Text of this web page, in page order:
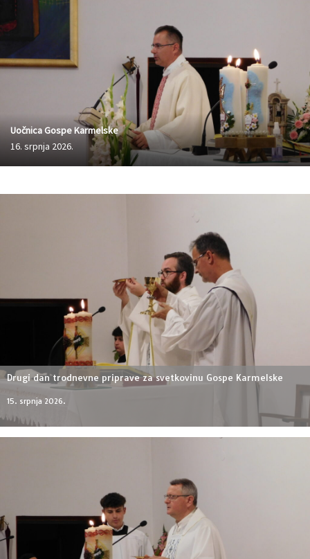
Uočnica Gospe Karmelske
16. srpnja 2026.
Drugi dan trodnevne priprave za svetkovinu Gospe Karmelske
15. srpnja 2026.